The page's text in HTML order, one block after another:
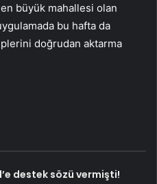
en büyük mahallesi olan
bu hafta da
doğrudan aktarma
destek sözü vermişti!